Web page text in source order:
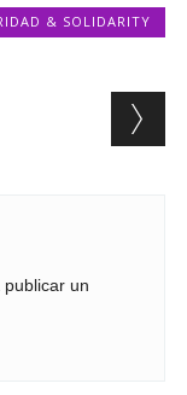
& SOLIDARITY
un